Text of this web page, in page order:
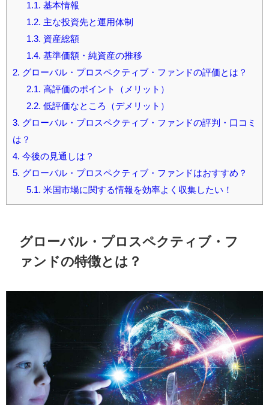
1.1. 基本情報
1.2. 主な投資先と運用体制
1.3. 資産総額
1.4. 基準価額・純資産の推移
2. グローバル・プロスペクティブ・ファンドの評価とは？
2.1. 高評価のポイント（メリット）
2.2. 低評価なところ（デメリット）
3. グローバル・プロスペクティブ・ファンドの評判・口コミ
は？
4. 今後の見通しは？
5. グローバル・プロスペクティブ・ファンドはおすすめ？
5.1. 米国市場に関する情報を効率よく収集したい！
グローバル・プロスペクティブ・フ
ァンドの特徴とは？